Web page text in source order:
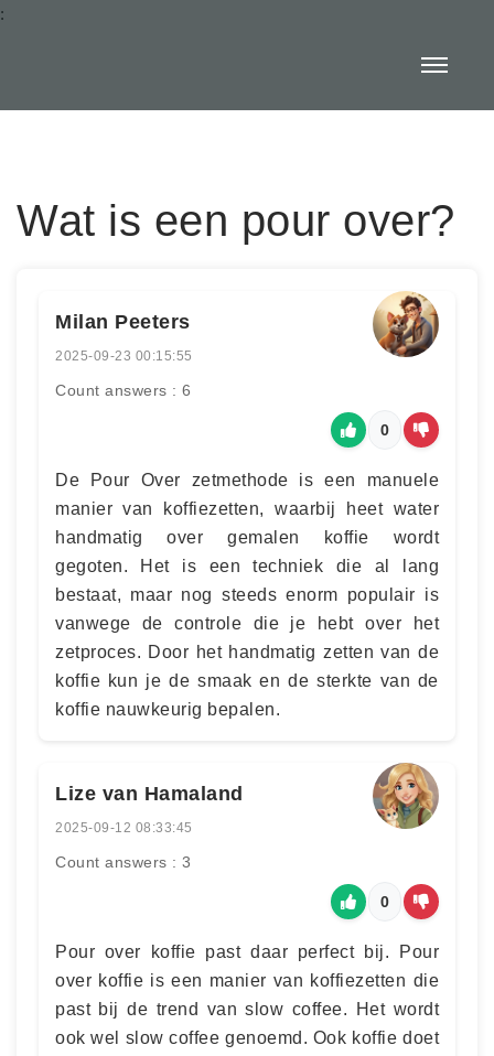
:
Wat is een pour over?
Milan Peeters
2025-09-23 00:15:55
Count answers : 6
0
De Pour Over zetmethode is een manuele
manier van koffiezetten, waarbij heet water
handmatig over gemalen koffie wordt
gegoten. Het is een techniek die al lang
bestaat, maar nog steeds enorm populair is
vanwege de controle die je hebt over het
zetproces. Door het handmatig zetten van de
koffie kun je de smaak en de sterkte van de
koffie nauwkeurig bepalen.
Lize van Hamaland
2025-09-12 08:33:45
Count answers : 3
0
Pour over koffie past daar perfect bij. Pour
over koffie is een manier van koffiezetten die
past bij de trend van slow coffee. Het wordt
ook wel slow coffee genoemd. Ook koffie doet